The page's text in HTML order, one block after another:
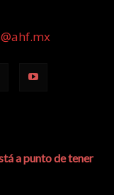
a punto de tener